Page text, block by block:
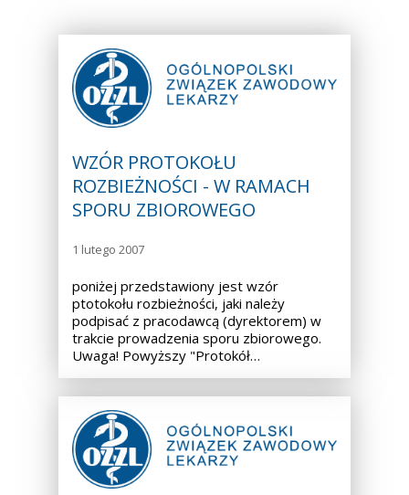
WZÓR PROTOKOŁU
ROZBIEŻNOŚCI - W RAMACH
SPORU ZBIOROWEGO
1 lutego 2007
poniżej przedstawiony jest wzór
ptotokołu rozbieżności, jaki należy
podpisać z pracodawcą (dyrektorem) w
trakcie prowadzenia sporu zbiorowego.
Uwaga! Powyższy "Protokół…